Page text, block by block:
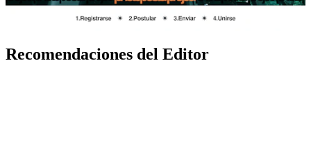
Recomendaciones del Editor